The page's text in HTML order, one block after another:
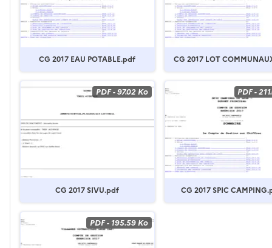
CG 2017 EAU POTABLE.pdf CG 2017 LOT
PDF-97.02 Ko
CG 2017 SIVU.pdf
PDF-
CG 2017 SPIC
PDF- 195.59 Ko